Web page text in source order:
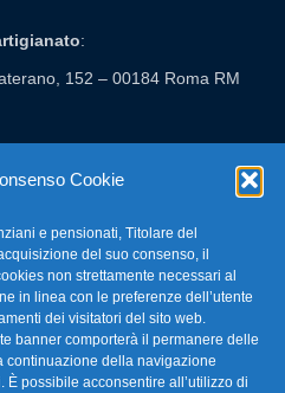
Cookie
e pensionati, Titolare del
del suo consenso, il
non strettamente necessari al
in linea con le preferenze dell’utente
dei visitatori del sito web.
banner comporterà il permanere delle
continuazione della navigazione
possibile acconsentire all’utilizzo di
:
152 – 00184 Roma RM